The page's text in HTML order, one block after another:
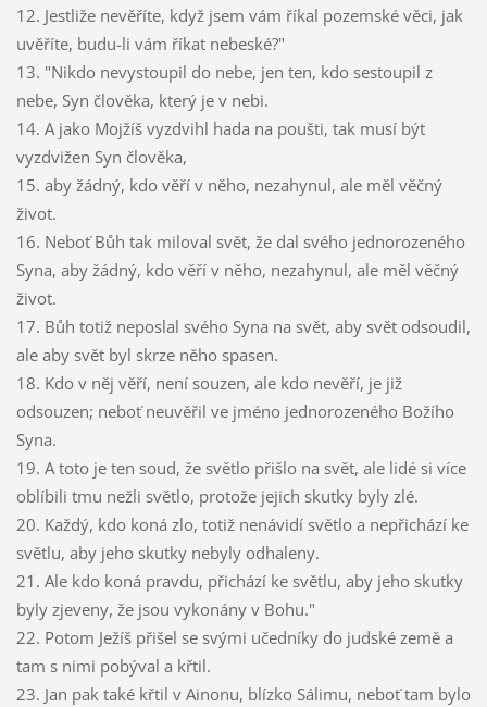
12. Jestliže nevěříte, když jsem vám říkal pozemské věci, jak
uvěříte, budu-li vám říkat nebeské?"
13. "Nikdo nevystoupil do nebe, jen ten, kdo sestoupil z
nebe, Syn člověka, který je v nebi.
14. A jako Mojžíš vyzdvihl hada na poušti, tak musí být
vyzdvižen Syn člověka,
15. aby žádný, kdo věří v něho, nezahynul, ale měl věčný
život.
16. Neboť Bůh tak miloval svět, že dal svého jednorozeného
Syna, aby žádný, kdo věří v něho, nezahynul, ale měl věčný
život.
17. Bůh totiž neposlal svého Syna na svět, aby svět odsoudil,
ale aby svět byl skrze něho spasen.
18. Kdo v něj věří, není souzen, ale kdo nevěří, je již
odsouzen; neboť neuvěřil ve jméno jednorozeného Božího
Syna.
19. A toto je ten soud, že světlo přišlo na svět, ale lidé si více
oblíbili tmu nežli světlo, protože jejich skutky byly zlé.
20. Každý, kdo koná zlo, totiž nenávidí světlo a nepřichází ke
světlu, aby jeho skutky nebyly odhaleny.
21. Ale kdo koná pravdu, přichází ke světlu, aby jeho skutky
byly zjeveny, že jsou vykonány v Bohu."
22. Potom Ježíš přišel se svými učedníky do judské země a
tam s nimi pobýval a křtil.
23. Jan pak také křtil v Ainonu, blízko Sálimu, neboť tam bylo